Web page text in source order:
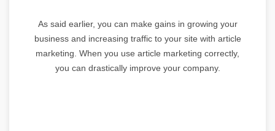
As said earlier, you can make gains in growing your
business and increasing traffic to your site with article
marketing. When you use article marketing correctly,
you can drastically improve your company.